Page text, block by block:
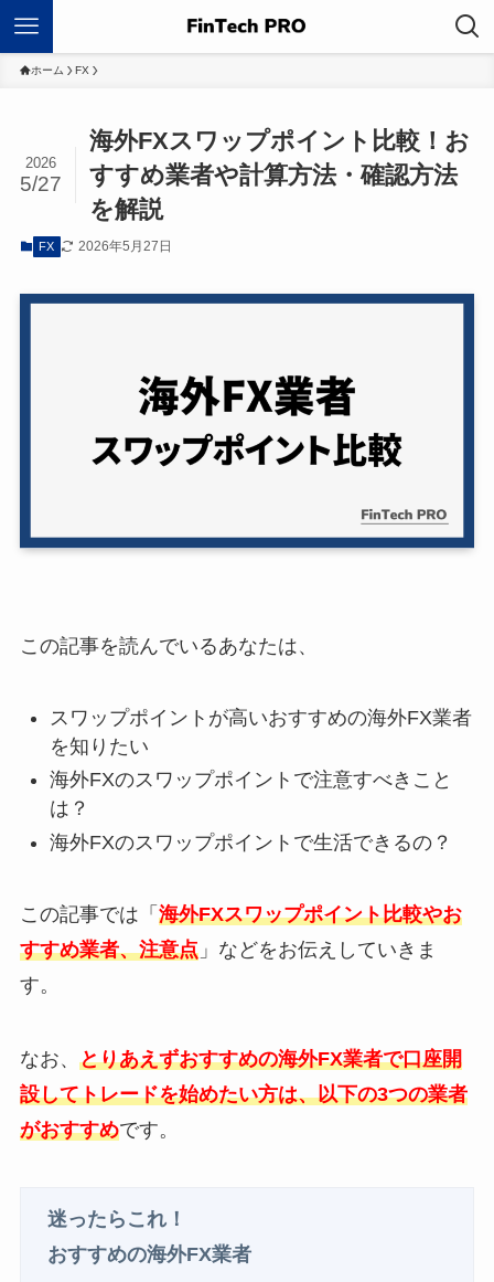
ホーム FX
海外FXスワップポイント比較！お
すすめ業者や計算方法・確認方法
を解説
2026
5/27
FX 2026年5月27日
この記事を読んでいるあなたは、
スワップポイントが高いおすすめの海外FX業者
を知りたい
海外FXのスワップポイントで注意すべきこと
は？
海外FXのスワップポイントで生活できるの？
この記事では「 海外FXスワップポイント比較やお
すすめ業者、注意点」などをお伝えしていきま
す。
なお、 とりあえずおすすめの海外FX業者で口座開
設してトレードを始めたい方は、以下の3つの業者
がおすすめです。
迷ったらこれ！
おすすめの海外FX業者